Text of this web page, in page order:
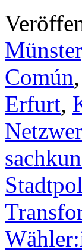
Münster
Común,
Erfurt,